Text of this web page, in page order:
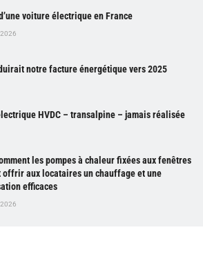
voiture électrique en France
notre facture énergétique vers 2025
HVDC – transalpine – jamais réalisée
les pompes à chaleur fixées aux fenêtres
offrir aux locataires un chauffage et une
efficaces